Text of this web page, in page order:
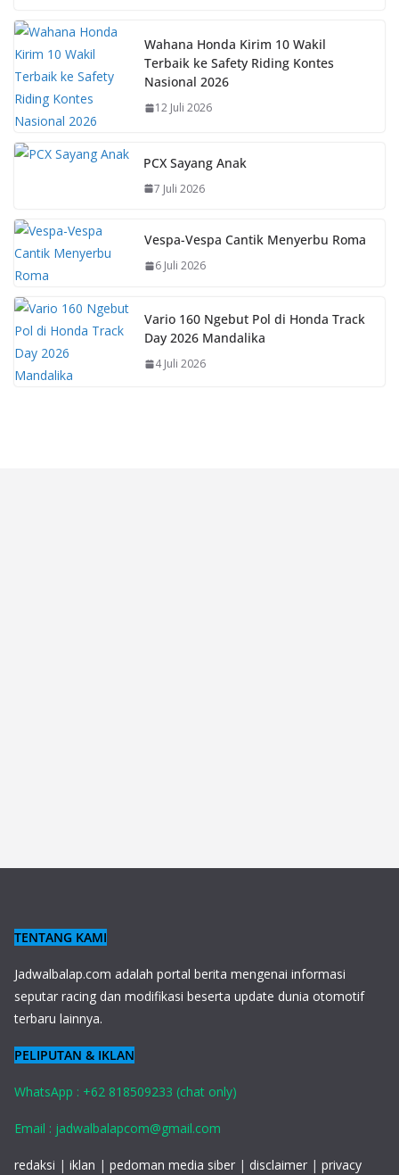
k p k
Wahana Honda Kirim 10 Wakil
Terbaik ke Safety Riding Kontes
Nasional 2026
12 Juli 2026
PCX Sayang Anak
7 Juli 2026
Vespa-Vespa Cantik Menyerbu Roma
6 Juli 2026
Vario 160 Ngebut Pol di Honda Track
Day 2026 Mandalika
4 Juli 2026
TENTANG KAMI
Jadwalbalap.com adalah portal berita mengenai informasi
seputar racing dan modifikasi beserta update dunia otomotif
terbaru lainnya.
PELIPUTAN & IKLAN
WhatsApp : +62 818509233 (chat only)
Email : jadwalbalapcom@gmail.com
redaksi | iklan | pedoman media siber | disclaimer | privacy